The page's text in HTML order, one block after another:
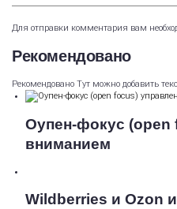
Для отправки комментария вам
Рекомендовано
Рекомендовано Тут можно добавить
Оупен-фокус (open
вниманием
Wildberries и Ozon